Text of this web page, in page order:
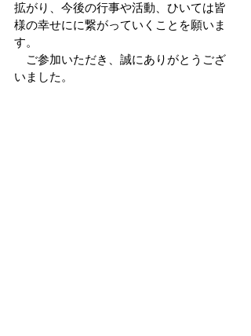
拡がり、今後の行事や活動、ひいては皆
様の幸せにに繋がっていくことを願いま
す。
ご参加いただき、誠にありがとうござ
いました。